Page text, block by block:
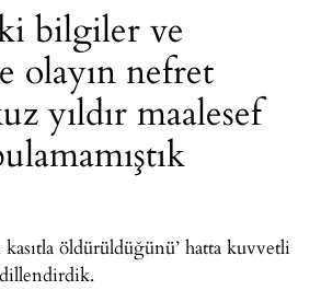
bilgiler ve
olayın nefret
yıldır maalesef
kasıtla öldürüldüğünü’ hatta kuvvetli